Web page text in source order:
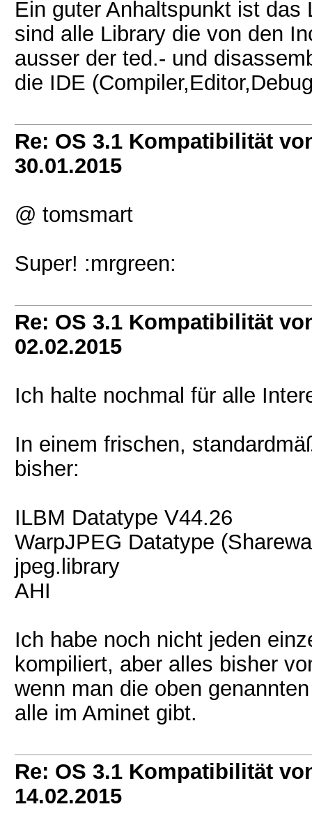
Ein guter Anhaltspunkt ist
sind alle Library die von den
ausser der ted.- und
die IDE
Re: OS 3.1 Kompatibilität
30.01.2015
@ tomsmart
Super! :mrgreen:
Re: OS 3.1 Kompatibilität
02.02.2015
Ich halte nochmal für alle
In einem frischen,
bisher:
ILBM Datatype V44.26
WarpJPEG Datatype
jpeg.library
AHI
Ich habe noch nicht jeden
kompiliert, aber alles bisher
wenn man die oben
alle im Aminet gibt.
Re: OS 3.1 Kompatibilität
14.02.2015